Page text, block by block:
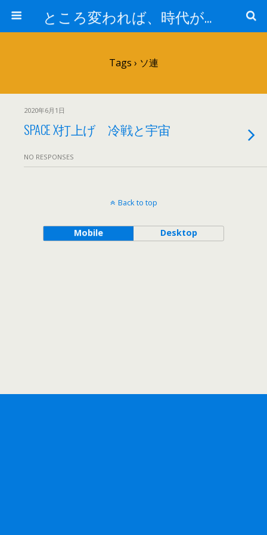
ところ変われば、時代が違えば
Tags › ソ連
2020年6月1日
SPACE X打上げ 冷戦と宇宙
NO RESPONSES
Back to top
Mobile Desktop